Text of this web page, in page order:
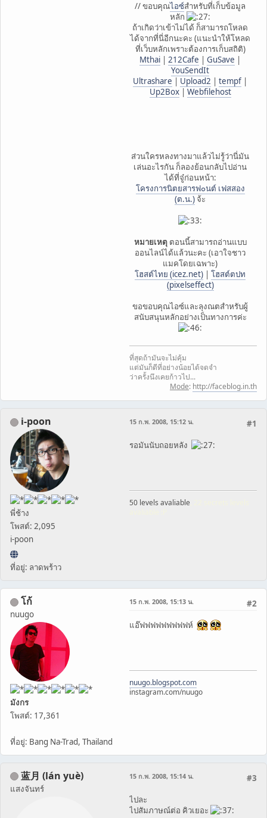
// ขอบคุณไอซ์สำหรับที่เก็บข้อมูล
หลัก
ถ้าเกิดว่าเข้าไม่ได้ ก็สามารถโหลด
ได้จากที่นี่อีกนะคะ (แนะนำให้โหลด
ที่เว็บหลักเพราะต้องการเก็บสถิติ)
Mthai | 212Cafe | GuSave |
YouSendIt
Ultrashare | Upload2 | tempf |
Up2Box| Webfilehost
ส่วนใครหลงทางมาแล้วไม่รู้ว่านี่มัน
เล่นอะไรกัน ก็ลองย้อนกลับไปอ่าน
ได้ที่จู๋ก่อนหน้า:
โครงการนิตยสารฟ๐นต์ เฟสสอง
(ต.น.) จ้ะ
หมายเหตุตอนนี้สามารถอ่านแบบ
ออนไลน์ได้แล้วนะคะ (เอาใจชาว
แมคโดยเฉพาะ)
โฮสต์ไทย (icez.net) | โฮสต์ตปท
(pixelseffect)
ขอขอบคุณไอซ์และลุงณตสำหรับผู้
สนับสนุนหลักอย่างเป็นทางการค่ะ
ที่สุดถ้ามันจะไม่คุ้ม
แต่มันก็ดีที่อย่างน้อยได้จดจำ
ว่าครั้งนึงเคยก้าวไป...
Mode: http://faceblog.in.th
i-poon
พี่ช้าง
โพสต์: 2,095
i-poon
ที่อยู่: ลาดพร้าว
#1
15 ก.พ. 2008, 15:12 น.
รอมันนับถอยหลัง
50 levels avaliable
โก้
nuugo
มังกร
โพสต์: 17,361
ที่อยู่: Bang Na-Trad, Thailand
#2
15 ก.พ. 2008, 15:13 น.
แอ๊ฟฟฟฟฟฟฟฟฟห์
nuugo.blogspot.com
instagram.com/nuugo
蓝月 (lán yuè)
แสงจันทร์
#3
15 ก.พ. 2008, 15:14 น.
ไปละ
ไปสัมภาษณ์ต่อ คิวเยอะ